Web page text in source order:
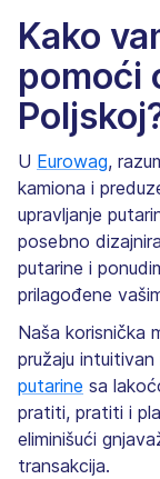
Kako
pomoći
U Eurowag,
kamiona i
upravljanje
posebno
putarine i
prilagođene
Naša korisnička
pružaju
putarine sa
pratiti, pratiti i
eliminišući
transakcija.